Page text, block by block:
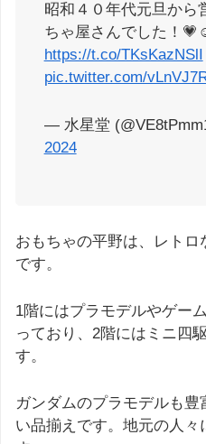
昭和４０年代元旦から
ちゃ屋さんでした！
https://t.co/TKsKazNSlI
pic.twitter.com/
— 水星堂
2024
おもちゃの平野は、レト
です。
1階にはプラモデルやゲー
っており、2階にはミニ四
す。
ガンダムのプラモデルも
い品揃えです。地元の人